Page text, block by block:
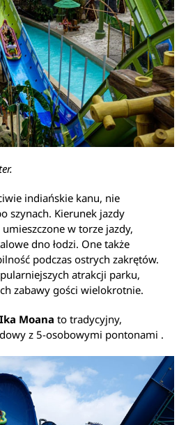
indiańskie kanu, nie
szynach. Kierunek jazdy
w torze jazdy,
dno łodzi. One także
podczas ostrych zakrętów.
atrakcji parku,
zabawy gości wielokrotnie.
Moana to tradycyjny,
z 5-osobowymi pontonami .